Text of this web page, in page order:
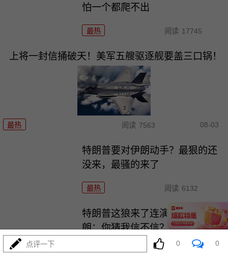
怕一个都爬不出
最热 阅读 17745
上将一封信捅破天！美军五艘驱逐舰要盖三口锅！
最热 阅读 7563 08-03
特朗普要对伊朗动手？最狠的还
没来，最骚的来了
最热 阅读 6132
特朗普这狼来了连演十遍，伊
朗：你猜我信不信？
最热
点评一下 0 0